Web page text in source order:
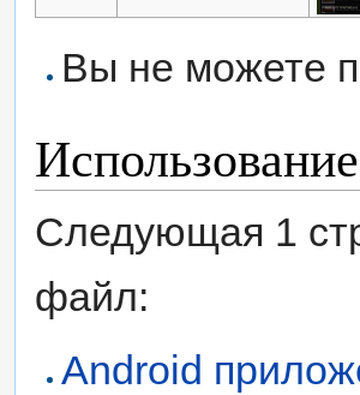
Вы не можете
Следующая 1
файл:
Android